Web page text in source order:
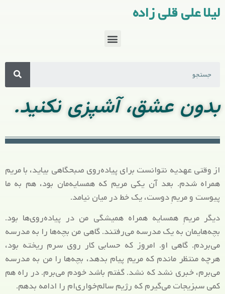
لیلا علی قلی زاده
بدون عشق، آشپزی نکنید.
از وقتی عهدیه نتوانست برای پیاده‌روی صبحگاهی بیاید، با مریم
همراه شدم. بعد آن یکی مریم که همسایه‌مان بود، هم به ما
پیوست و مریمِ دوست، یک خط در میان نیامد.
دیگر مریمِ همسایه همراه همیشگی من در پیاده‌روی‌ها بود.
بچه‌هایمان به یک مدرسه می‌رفتند. گاهی من بچه‌ها را به مدرسه
می‌بردم. گاهی او. امروز که حسابی کار روی سرم ریخته بود،
هرچه منتظر ماندم که مریم پیام بدهد، بچه‌ها را من به مدرسه
می‌برم، خبری نشد که نشد. گفتم باشد خودم می‌برم. در راه هم
کمی سبزیجات می‌گیرم که رژیم سالم‌خواری‌ام را ادامه بدهم.